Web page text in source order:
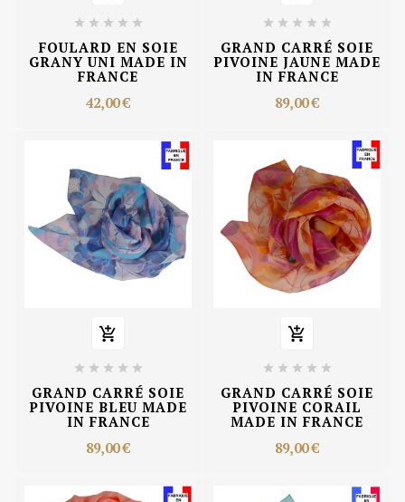
    
FOULARD EN SOIE
GRANY UNI MADE IN
FRANCE
42,00 €
    
GRAND CARRÉ SOIE
PIVOINE JAUNE MADE
IN FRANCE
89,00 €

    
GRAND CARRÉ SOIE
PIVOINE BLEU MADE
IN FRANCE
89,00 €

    
GRAND CARRÉ SOIE
PIVOINE CORAIL
MADE IN FRANCE
89,00 €